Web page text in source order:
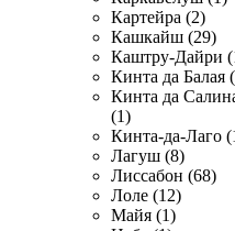
Картейра (2)
Кашкайш (29)
Каштру-Дайри
Кинта да Балая
Кинта да
(1)
Кинта-да-Лаго
Лагуш (8)
Лиссабон (68)
Лоле (12)
Майя (1)